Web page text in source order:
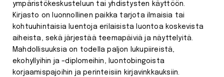
ympäristökeskusteluun tai yhdistysten käyttöön.
Kirjasto on luonnollinen paikka tarjota ilmaisia tai
kohtuuhintaisia luentoja erilaisista luontoa koskevista
aiheista, sekä järjestää teemapäiviä ja näyttelyitä.
Mahdollisuuksia on todella paljon lukupiireistä,
ekohyllyihin ja –diplomeihin, luontobingoista
korjaamispajoihin ja perinteisiin kirjavinkkauksiin.